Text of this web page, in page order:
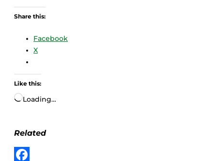
Share this:
Facebook
X
Like this:
Loading…
Related